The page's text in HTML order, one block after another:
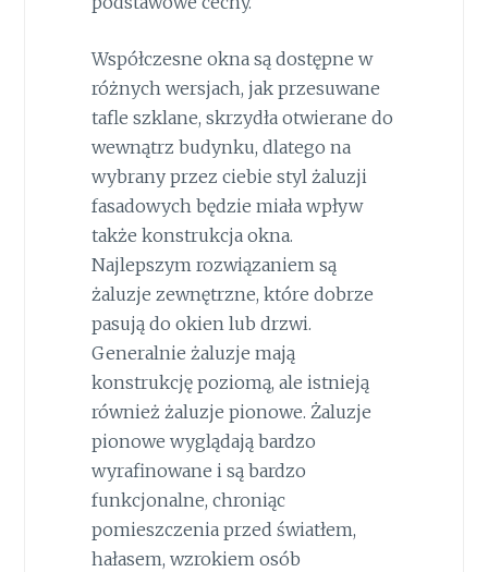
Współczesne okna są dostępne w
różnych wersjach, jak przesuwane
tafle szklane, skrzydła otwierane do
wewnątrz budynku, dlatego na
wybrany przez ciebie styl żaluzji
fasadowych będzie miała wpływ
także konstrukcja okna.
Najlepszym rozwiązaniem są
żaluzje zewnętrzne, które dobrze
pasują do okien lub drzwi.
Generalnie żaluzje mają
konstrukcję poziomą, ale istnieją
również żaluzje pionowe. Żaluzje
pionowe wyglądają bardzo
wyrafinowane i są bardzo
funkcjonalne, chroniąc
pomieszczenia przed światłem,
hałasem, wzrokiem osób